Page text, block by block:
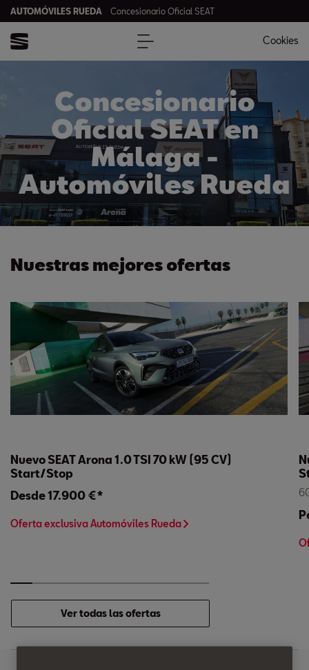
AUTOMÓVILES RUEDA Concesionario Oficial SEAT
Cookies
Concesionario
Oficial SEAT en
Málaga -
Automóviles Rueda
Nuestras mejores ofertas
Nuevo SEAT Arona 1.0 TSI 70 kW (95 CV)
Start/Stop
Desde 17.900 €*
Oferta exclusiva Automóviles Rueda
Ver todas las ofertas